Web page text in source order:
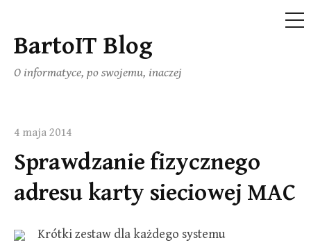
Skip
content
BartoIT Blog
O informatyce, po swojemu, inaczej
4 maja 2014
Sprawdzanie fizycznego
adresu karty sieciowej MAC
Krótki zestaw dla każdego systemu